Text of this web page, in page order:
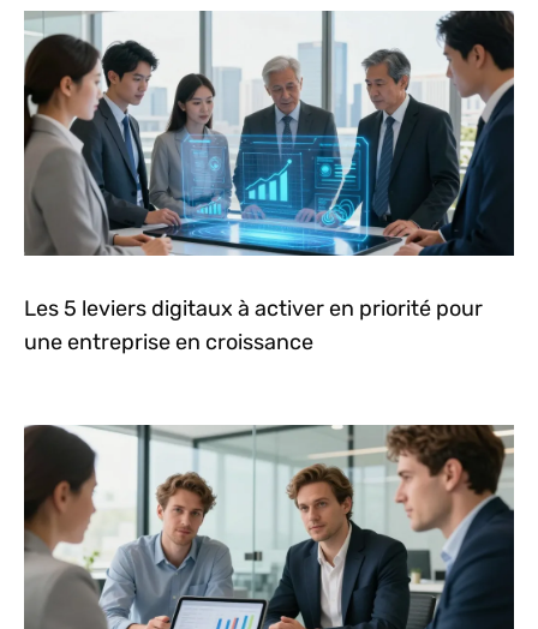
Les 5 leviers digitaux à activer en priorité pour
une entreprise en croissance